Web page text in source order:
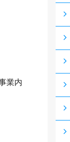
業内